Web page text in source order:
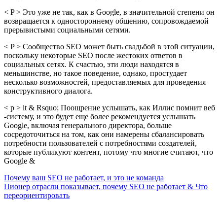
< P > Это уже не так, как в Google, в значительной степени он
возвращается к одностороннему общению, сопровождаемой
прерывистыми социальными сетями.
< P > Сообщество SEO может быть свадьбой в этой ситуации,
поскольку некоторые SEO после жестоких ответов в
социальных сетях. К счастью, эти люди находятся в
меньшинстве, но такое поведение, однако, простудает
несколько возможностей, предоставляемых для проведения
конструктивного диалога.
< p > it & Rsquo; Поощрение услышать, как Иллис помнит веб
-систему, и это будет еще более рекомендуется услышать
Google, включая генерального директора, больше
сосредоточиться на том, как они намерены сбалансировать
потребности пользователей с потребностями создателей,
которые публикуют контент, потому что многие считают, что
Google &
Навигация
по
Почему ваш SEO не работает, и это не команда
Пионер отрасли показывает, почему SEO не работает & Что
переориентировать